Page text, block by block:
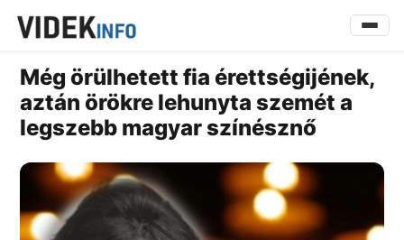
Még örülhetett fia érettségijének,
aztán örökre lehunyta szemét a
legszebb magyar színésznő